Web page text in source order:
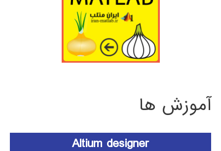
آموزش ها
Altium designer